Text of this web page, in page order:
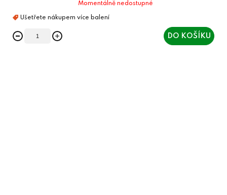
Momentálně nedostupné
DO KOŠÍKU